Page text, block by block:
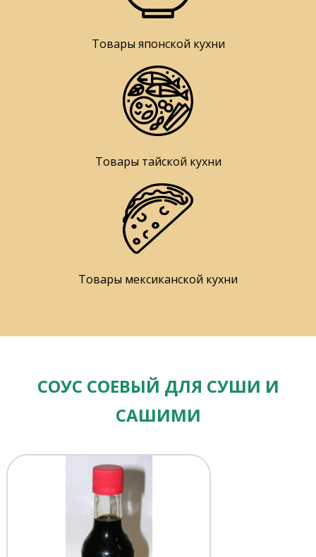
Товары японской кухни
Товары тайской кухни
Товары мексиканской кухни
СОУС СОЕВЫЙ ДЛЯ СУШИ И
САШИМИ